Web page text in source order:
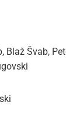
Blaž Švab,